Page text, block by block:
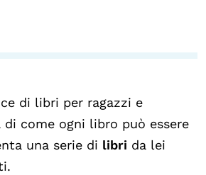
Politico
Program
di libri per ragazzi e
come ogni libro può essere
una serie di libri da lei